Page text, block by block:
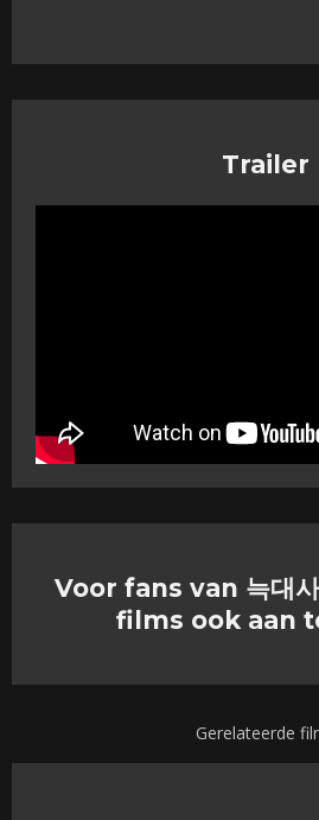
Trailer
Voor fans van 늑대
films ook aan
Gerelateerde